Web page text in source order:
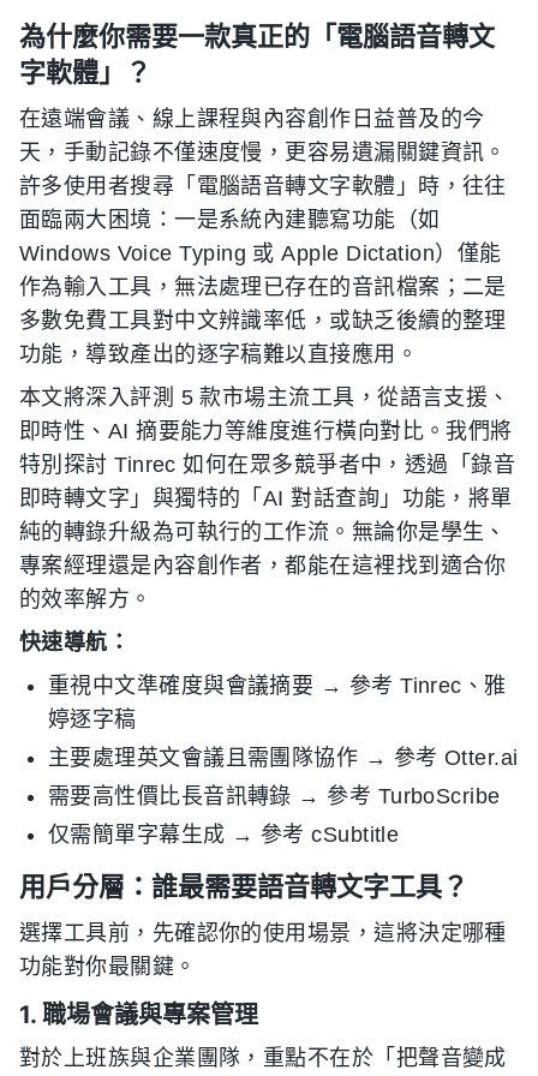
為什麼你需要一款真正的「電腦語音轉文
字軟體」？
在遠端會議、線上課程與內容創作日益普及的今
天，手動記錄不僅速度慢，更容易遺漏關鍵資訊。
許多使用者搜尋「電腦語音轉文字軟體」時，往往
面臨兩大困境：一是系統內建聽寫功能（如
Windows Voice Typing 或 Apple Dictation）僅能
作為輸入工具，無法處理已存在的音訊檔案；二是
多數免費工具對中文辨識率低，或缺乏後續的整理
功能，導致產出的逐字稿難以直接應用。
本文將深入評測 5 款市場主流工具，從語言支援、
即時性、AI 摘要能力等維度進行橫向對比。我們將
特別探討 Tinrec 如何在眾多競爭者中，透過「錄音
即時轉文字」與獨特的「AI 對話查詢」功能，將單
純的轉錄升級為可執行的工作流。無論你是學生、
專案經理還是內容創作者，都能在這裡找到適合你
的效率解方。
快速導航：
重視中文準確度與會議摘要 → 參考 Tinrec、雅
婷逐字稿
主要處理英文會議且需團隊協作 → 參考 Otter.ai
需要高性價比長音訊轉錄 → 參考 TurboScribe
仅需簡單字幕生成 → 參考 cSubtitle
用戶分層：誰最需要語音轉文字工具？
選擇工具前，先確認你的使用場景，這將決定哪種
功能對你最關鍵。
1. 職場會議與專案管理
對於上班族與企業團隊，重點不在於「把聲音變成